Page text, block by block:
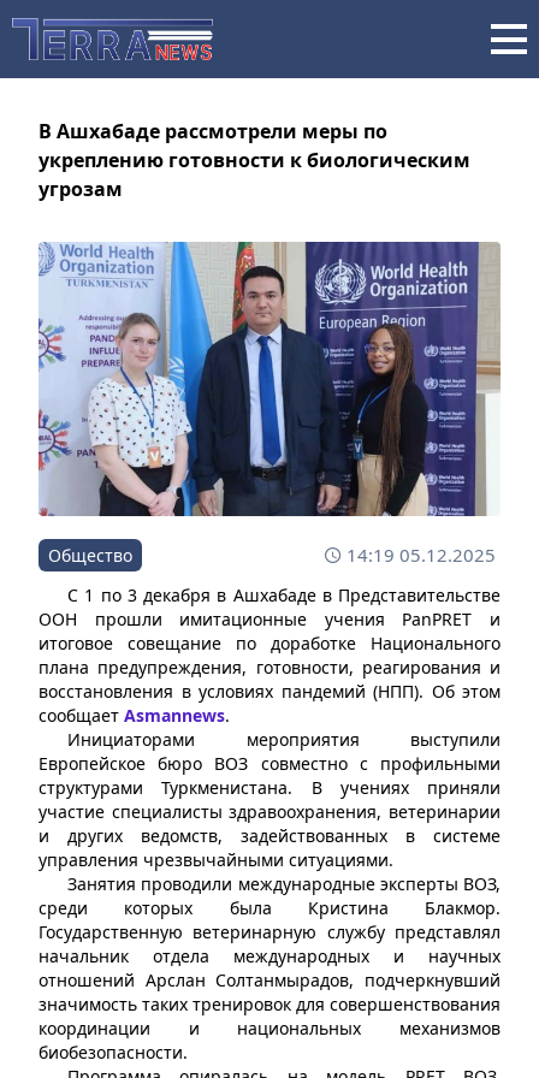
В Ашхабаде рассмотрели меры по
укреплению готовности к биологическим
угрозам
Общество 14:19 05.12.2025
С 1 по 3 декабря в Ашхабаде в Представительстве
ООН прошли имитационные учения PanPRET и
итоговое совещание по доработке Национального
плана предупреждения, готовности, реагирования и
восстановления в условиях пандемий (НПП). Об этом
сообщает Asmannews.
Инициаторами мероприятия выступили
Европейское бюро ВОЗ совместно с профильными
структурами Туркменистана. В учениях приняли
участие специалисты здравоохранения, ветеринарии
и других ведомств, задействованных в системе
управления чрезвычайными ситуациями.
Занятия проводили международные эксперты ВОЗ,
среди которых была Кристина Блакмор.
Государственную ветеринарную службу представлял
начальник отдела международных и научных
отношений Арслан Солтанмырадов, подчеркнувший
значимость таких тренировок для совершенствования
координации и национальных механизмов
биобезопасности.